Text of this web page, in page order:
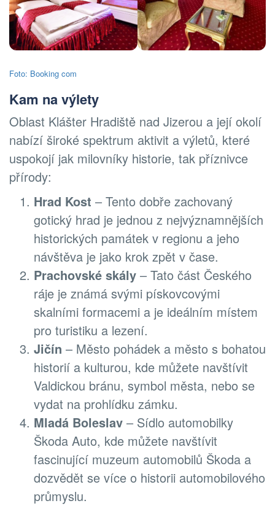
Foto: Booking com
Kam na výlety
Oblast Klášter Hradiště nad Jizerou a její okolí
nabízí široké spektrum aktivit a výletů, které
uspokojí jak milovníky historie, tak příznivce
přírody:
Hrad Kost – Tento dobře zachovaný
gotický hrad je jednou z nejvýznamnějších
historických památek v regionu a jeho
návštěva je jako krok zpět v čase.
Prachovské skály – Tato část Českého
ráje je známá svými pískovcovými
skalními formacemi a je ideálním místem
pro turistiku a lezení.
Jičín – Město pohádek a město s bohatou
historií a kulturou, kde můžete navštívit
Valdickou bránu, symbol města, nebo se
vydat na prohlídku zámku.
Mladá Boleslav – Sídlo automobilky
Škoda Auto, kde můžete navštívit
fascinující muzeum automobilů Škoda a
dozvědět se více o historii automobilového
průmyslu.